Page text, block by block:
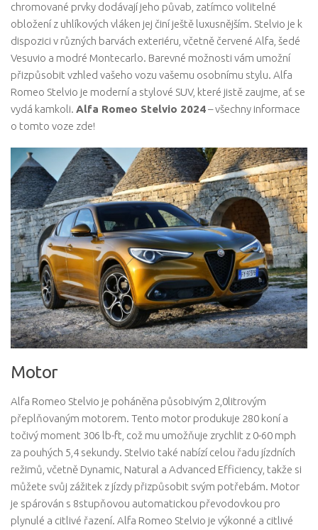
chromované prvky dodávají jeho půvab, zatímco volitelné
obložení z uhlíkových vláken jej činí ještě luxusnějším. Stelvio je k
dispozici v různých barvách exteriéru, včetně červené Alfa, šedé
Vesuvio a modré Montecarlo. Barevné možnosti vám umožní
přizpůsobit vzhled vašeho vozu vašemu osobnímu stylu. Alfa
Romeo Stelvio je moderní a stylové SUV, které jistě zaujme, ať se
vydá kamkoli. Alfa Romeo Stelvio 2024– všechny informace
o tomto voze zde!
Motor
Alfa Romeo Stelvio je poháněna působivým 2,0litrovým
přeplňovaným motorem. Tento motor produkuje 280 koní a
točivý moment 306 lb-ft, což mu umožňuje zrychlit z 0-60 mph
za pouhých 5,4 sekundy. Stelvio také nabízí celou řadu jízdních
režimů, včetně Dynamic, Natural a Advanced Efficiency, takže si
můžete svůj zážitek z jízdy přizpůsobit svým potřebám. Motor
je spárován s 8stupňovou automatickou převodovkou pro
plynulé a citlivé řazení. Alfa Romeo Stelvio je výkonné a citlivé